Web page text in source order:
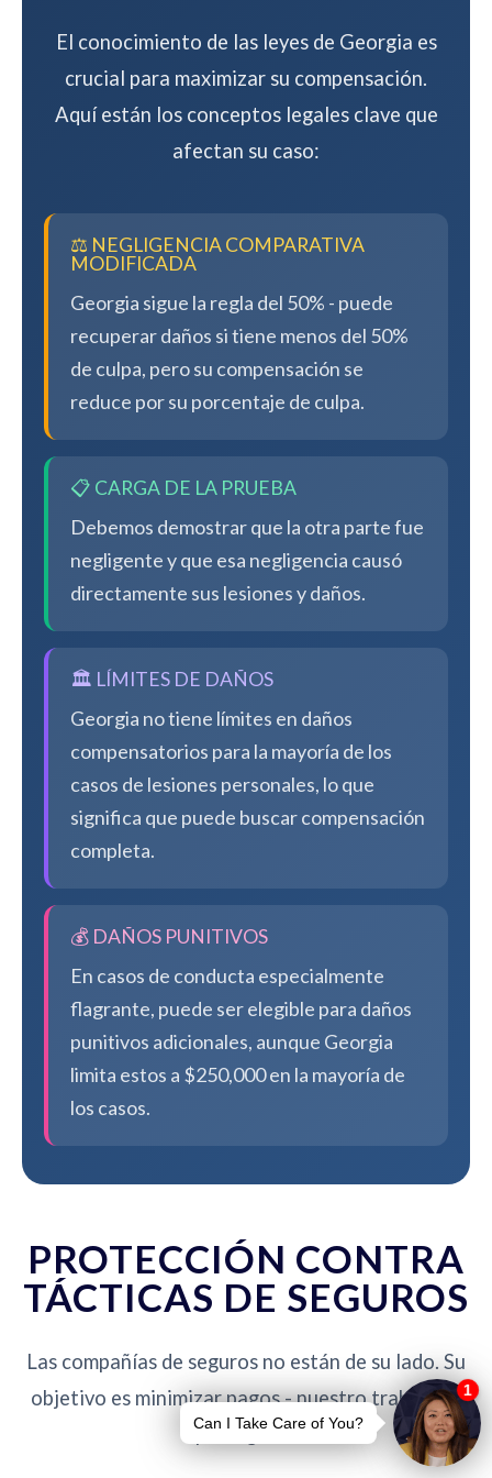
El conocimiento de las leyes de Georgia es
crucial para maximizar su compensación.
Aquí están los conceptos legales clave que
afectan su caso:
⚖️ NEGLIGENCIA COMPARATIVA
MODIFICADA
Georgia sigue la regla del 50% - puede
recuperar daños si tiene menos del 50%
de culpa, pero su compensación se
reduce por su porcentaje de culpa.
📋 CARGA DE LA PRUEBA
Debemos demostrar que la otra parte fue
negligente y que esa negligencia causó
directamente sus lesiones y daños.
🏛️ LÍMITES DE DAÑOS
Georgia no tiene límites en daños
compensatorios para la mayoría de los
casos de lesiones personales, lo que
significa que puede buscar compensación
completa.
💰 DAÑOS PUNITIVOS
En casos de conducta especialmente
flagrante, puede ser elegible para daños
punitivos adicionales, aunque Georgia
limita estos a $250,000 en la mayoría de
los casos.
PROTECCIÓN CONTRA
TÁCTICAS DE SEGUROS
Las compañías de seguros no están de su lado. Su
objetivo es minimizar pagos - nuestro trabajo es
protegerlo.